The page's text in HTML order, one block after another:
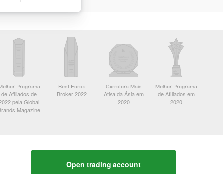
Programa
de Afiliados de
pela Global
Magazine
Best Forex
Broker 2022
Corretora Mais
Ativa da Ásia em
2020
Melhor Programa
de Afiliados em
2020
Open trading account